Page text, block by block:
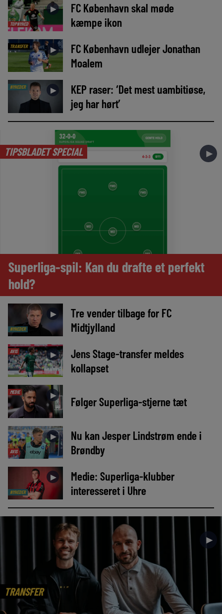
TOPNYHED
►
FC København skal møde
kæmpe ikon
TRANSFER ►
FC København udlejer Jonathan
Moalem
NYHEDER ►
KEP raser: ‘Det mest uambitiøse,
jeg har hørt’
TIPSBLADET SPECIAL ►
Superliga-spil: Kan du drafte et perfekt
hold?
NYHEDER
►
Tre vender tilbage for FC
Midtjylland
AVIS ►
Jens Stage-transfer meldes
kollapset
MEDIE ► Følger Superliga-stjerne tæt
AVIS
►
Nu kan Jesper Lindstrøm ende i
Brøndby
NYHEDER
►
Medie: Superliga-klubber
interesseret i Uhre
TRANSFER
►